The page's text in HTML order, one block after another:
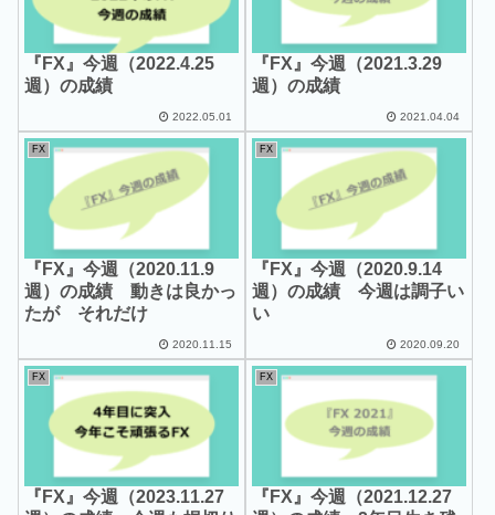
『FX』今週（2022.4.25
週）の成績
2022.05.01
『FX』今週（2021.3.29
週）の成績
2021.04.04
FX
『FX』今週（2020.11.9
週）の成績 動きは良かっ
たが それだけ
2020.11.15
FX
『FX』今週（2020.9.14
週）の成績 今週は調子い
い
2020.09.20
FX
『FX』今週（2023.11.27
FX
『FX』今週（2021.12.27